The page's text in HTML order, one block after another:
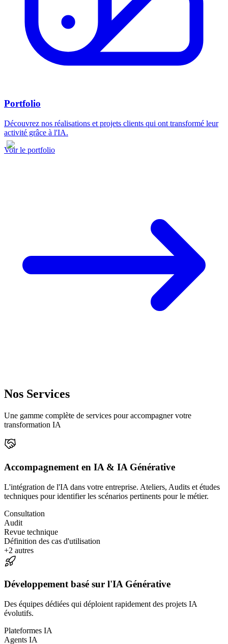
Portfolio
Découvrez nos réalisations et projets clients qui ont transformé leur
activité grâce à l'IA.
Voir le portfolio
Nos Services
Une gamme complète de services pour accompagner votre
transformation IA
Accompagnement en IA & IA Générative
L'intégration de l'IA dans votre entreprise. Ateliers, Audits et études
techniques pour identifier les scénarios pertinents pour le métier.
Consultation
Audit
Revue technique
Définition des cas d'utilisation
+2 autres
Développement basé sur l'IA Générative
Des équipes dédiées qui déploient rapidement des projets IA
évolutifs.
Plateformes IA
Agents IA